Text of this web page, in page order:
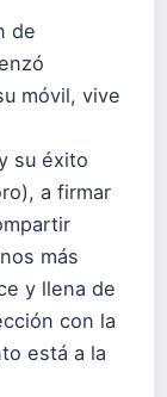
de
móvil, vive
su éxito
a firmar
más
y llena de
con la
está a la